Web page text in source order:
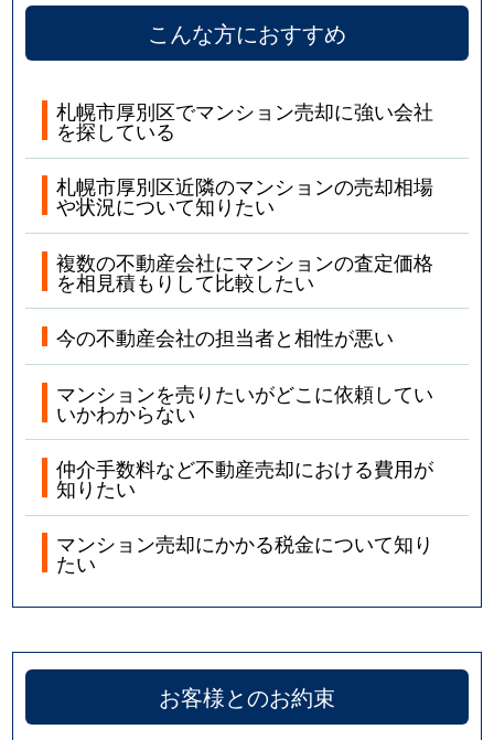
こんな方におすすめ
札幌市厚別区でマンション売却に強い会社
を探している
札幌市厚別区近隣のマンションの売却相場
や状況について知りたい
複数の不動産会社にマンションの査定価格
を相見積もりして比較したい
今の不動産会社の担当者と相性が悪い
マンションを売りたいがどこに依頼してい
いかわからない
仲介手数料など不動産売却における費用が
知りたい
マンション売却にかかる税金について知り
たい
お客様とのお約束